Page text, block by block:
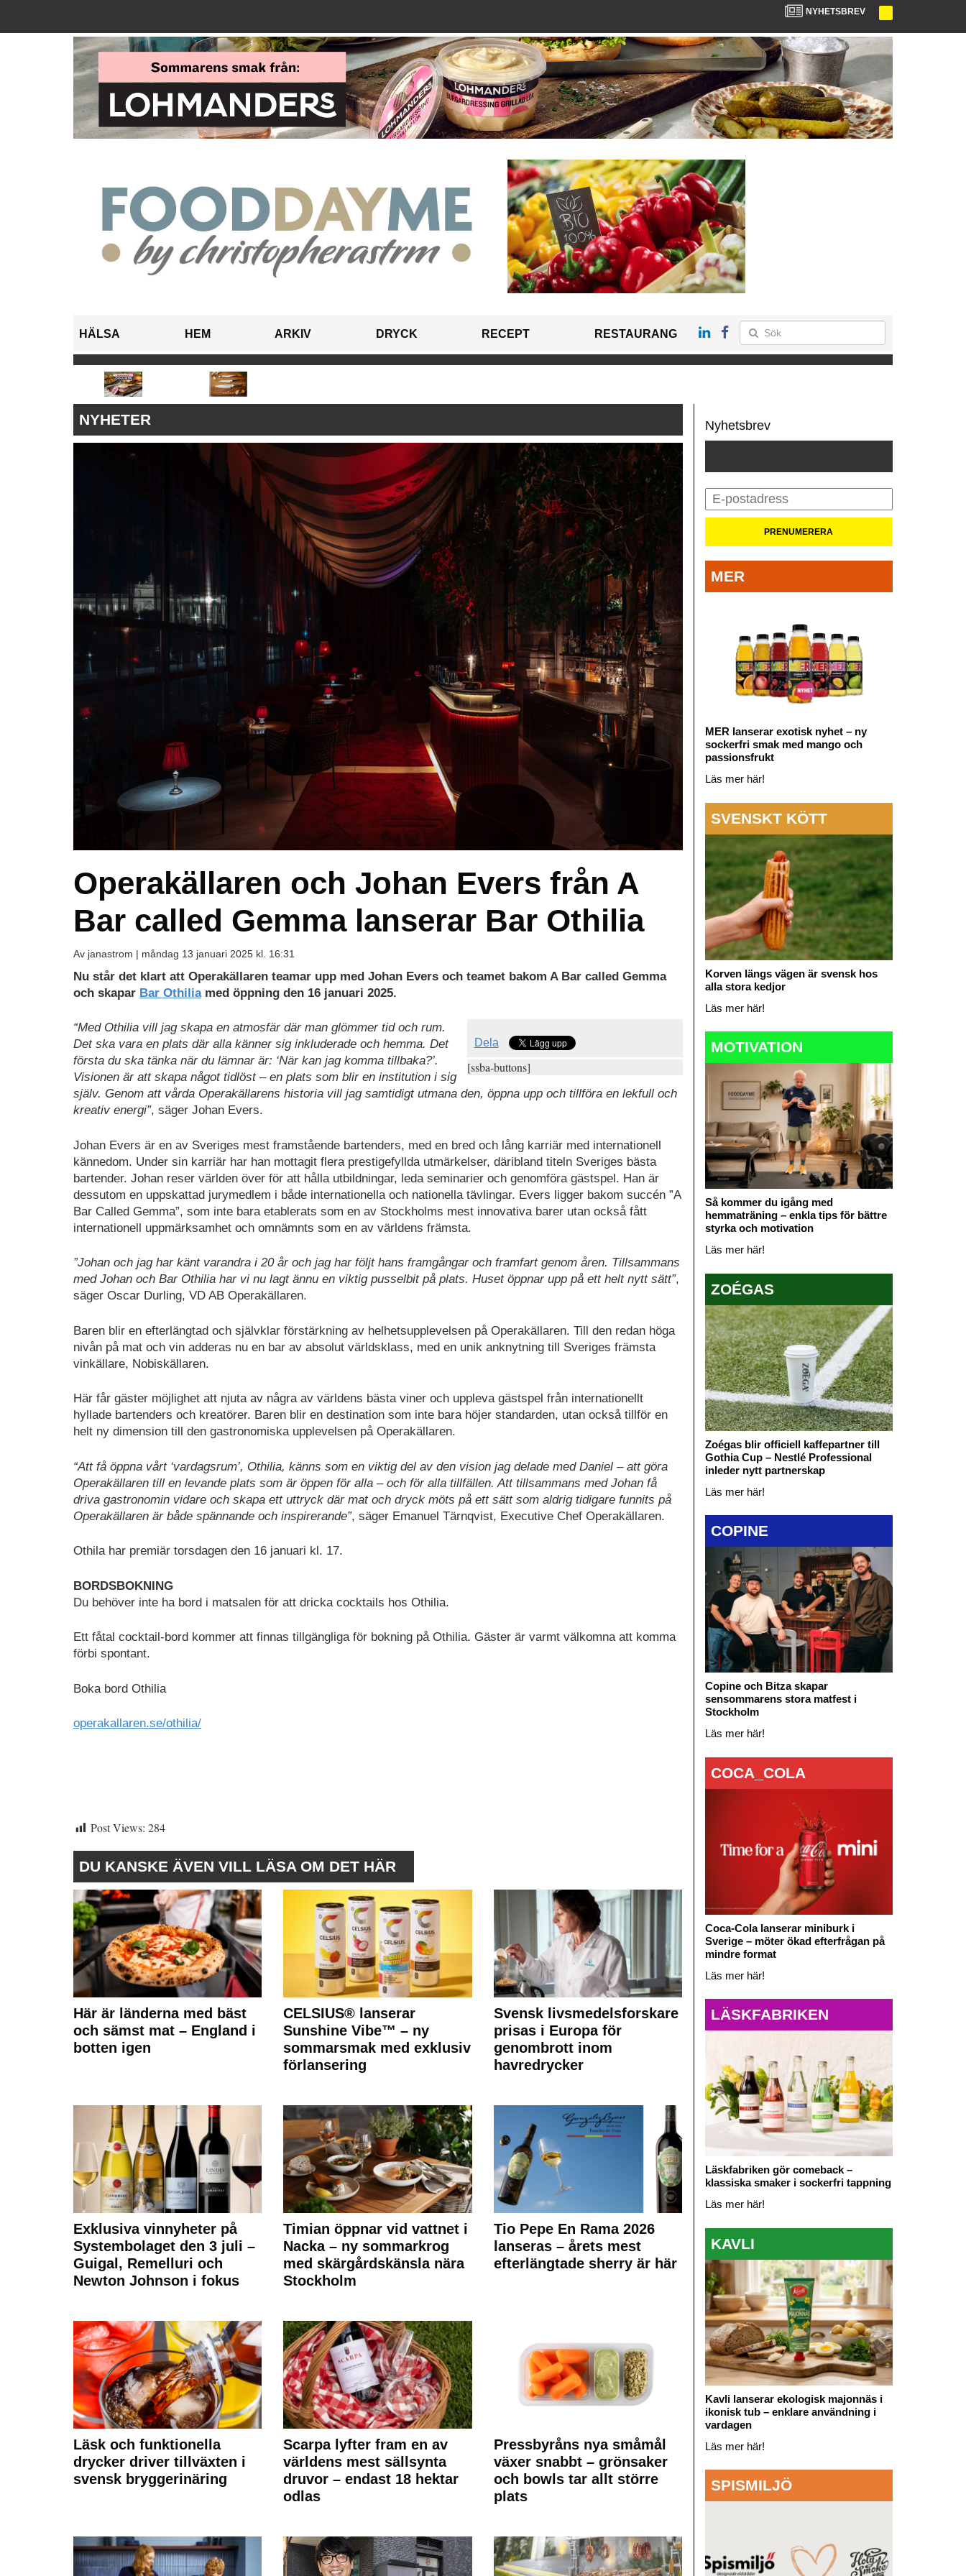
NYHETSBREV
HÄLSA HEM ARKIV DRYCK RECEPT RESTAURANG
NYHETER
Operakällaren och Johan Evers från A
Bar called Gemma lanserar Bar Othilia
Av janastrom | måndag 13 januari 2025 kl. 16:31
Nu står det klart att Operakällaren teamar upp med Johan Evers och teamet bakom A Bar called Gemma
och skapar Bar Othiliamed öppning den 16 januari 2025.
Dela
[ssba-buttons]
“Med Othilia vill jag skapa en atmosfär där man glömmer tid och rum.
Det ska vara en plats där alla känner sig inkluderade och hemma. Det
första du ska tänka när du lämnar är: ‘När kan jag komma tillbaka?’.
Visionen är att skapa något tidlöst – en plats som blir en institution i sig
själv. Genom att vårda Operakällarens historia vill jag samtidigt utmana den, öppna upp och tillföra en lekfull och
kreativ energi”, säger Johan Evers.
Johan Evers är en av Sveriges mest framstående bartenders, med en bred och lång karriär med internationell
kännedom. Under sin karriär har han mottagit flera prestigefyllda utmärkelser, däribland titeln Sveriges bästa
bartender. Johan reser världen över för att hålla utbildningar, leda seminarier och genomföra gästspel. Han är
dessutom en uppskattad jurymedlem i både internationella och nationella tävlingar. Evers ligger bakom succén ”A
Bar Called Gemma”, som inte bara etablerats som en av Stockholms mest innovativa barer utan också fått
internationell uppmärksamhet och omnämnts som en av världens främsta.
”Johan och jag har känt varandra i 20 år och jag har följt hans framgångar och framfart genom åren. Tillsammans
med Johan och Bar Othilia har vi nu lagt ännu en viktig pusselbit på plats. Huset öppnar upp på ett helt nytt sätt”,
säger Oscar Durling, VD AB Operakällaren.
Baren blir en efterlängtad och självklar förstärkning av helhetsupplevelsen på Operakällaren. Till den redan höga
nivån på mat och vin adderas nu en bar av absolut världsklass, med en unik anknytning till Sveriges främsta
vinkällare, Nobiskällaren.
Här får gäster möjlighet att njuta av några av världens bästa viner och uppleva gästspel från internationellt
hyllade bartenders och kreatörer. Baren blir en destination som inte bara höjer standarden, utan också tillför en
helt ny dimension till den gastronomiska upplevelsen på Operakällaren.
“Att få öppna vårt ‘vardagsrum’, Othilia, känns som en viktig del av den vision jag delade med Daniel – att göra
Operakällaren till en levande plats som är öppen för alla – och för alla tillfällen. Att tillsammans med Johan få
driva gastronomin vidare och skapa ett uttryck där mat och dryck möts på ett sätt som aldrig tidigare funnits på
Operakällaren är både spännande och inspirerande”, säger Emanuel Tärnqvist, Executive Chef Operakällaren.
Othila har premiär torsdagen den 16 januari kl. 17.
BORDSBOKNING
Du behöver inte ha bord i matsalen för att dricka cocktails hos Othilia.
Ett fåtal cocktail-bord kommer att finnas tillgängliga för bokning på Othilia. Gäster är varmt välkomna att komma
förbi spontant.
Boka bord Othilia
operakallaren.se/othilia/
Post Views: 284
DU KANSKE ÄVEN VILL LÄSA OM DET HÄR
Här är länderna med bäst
och sämst mat – England i
botten igen
CELSIUS® lanserar
Sunshine Vibe™ – ny
sommarsmak med exklusiv
förlansering
Svensk livsmedelsforskare
prisas i Europa för
genombrott inom
havredrycker
Exklusiva vinnyheter på
Systembolaget den 3 juli –
Guigal, Remelluri och
Newton Johnson i fokus
Timian öppnar vid vattnet i
Nacka – ny sommarkrog
med skärgårdskänsla nära
Stockholm
Tio Pepe En Rama 2026
lanseras – årets mest
efterlängtade sherry är här
Läsk och funktionella
drycker driver tillväxten i
svensk bryggerinäring
Scarpa lyfter fram en av
världens mest sällsynta
druvor – endast 18 hektar
odlas
Pressbyråns nya småmål
växer snabbt – grönsaker
och bowls tar allt större
plats
Nyhetsbrev
MER
MER lanserar exotisk nyhet – ny
sockerfri smak med mango och
passionsfrukt
Läs mer här!
SVENSKT KÖTT
Korven längs vägen är svensk hos
alla stora kedjor
Läs mer här!
MOTIVATION
Så kommer du igång med
hemmaträning – enkla tips för bättre
styrka och motivation
Läs mer här!
ZOÉGAS
Zoégas blir officiell kaffepartner till
Gothia Cup – Nestlé Professional
inleder nytt partnerskap
Läs mer här!
COPINE
Copine och Bitza skapar
sensommarens stora matfest i
Stockholm
Läs mer här!
COCA_COLA
Coca-Cola lanserar miniburk i
Sverige – möter ökad efterfrågan på
mindre format
Läs mer här!
LÄSKFABRIKEN
Läskfabriken gör comeback –
klassiska smaker i sockerfri tappning
Läs mer här!
KAVLI
Kavli lanserar ekologisk majonnäs i
ikonisk tub – enklare användning i
vardagen
Läs mer här!
SPISMILJÖ